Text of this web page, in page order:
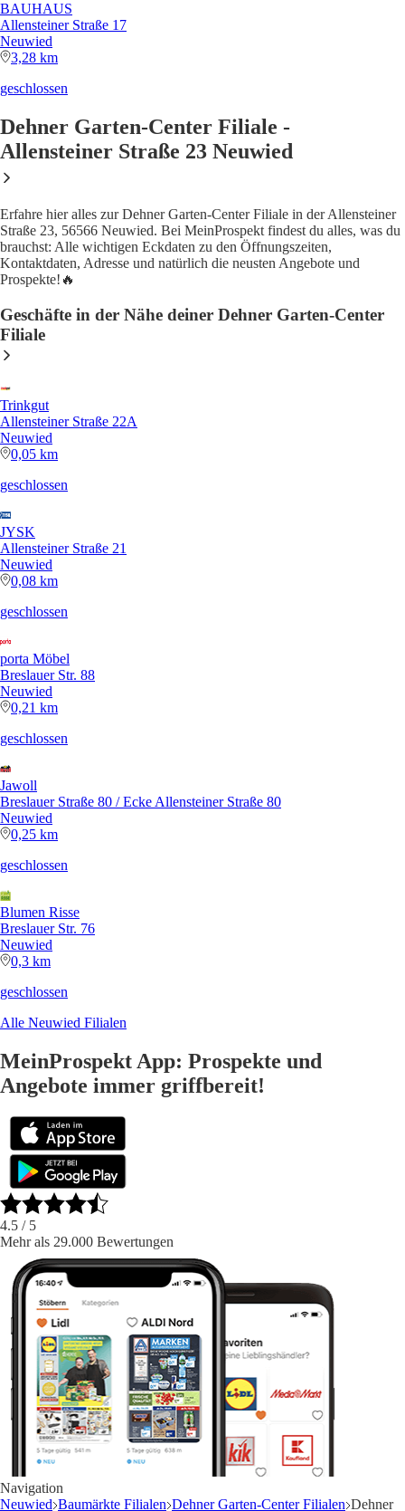
BAUHAUS
Allensteiner Straße 17
Neuwied
3,28 km
geschlossen
Dehner Garten-Center Filiale -
Allensteiner Straße 23 Neuwied
Erfahre hier alles zur Dehner Garten-Center Filiale in der Allensteiner
Straße 23, 56566 Neuwied. Bei MeinProspekt findest du alles, was du
brauchst: Alle wichtigen Eckdaten zu den Öffnungszeiten,
Kontaktdaten, Adresse und natürlich die neusten Angebote und
Prospekte!🔥
Geschäfte in der Nähe deiner Dehner Garten-Center
Filiale
Trinkgut
Allensteiner Straße 22A
Neuwied
0,05 km
geschlossen
JYSK
Allensteiner Straße 21
Neuwied
0,08 km
geschlossen
porta Möbel
Breslauer Str. 88
Neuwied
0,21 km
geschlossen
Jawoll
Breslauer Straße 80 / Ecke Allensteiner Straße 80
Neuwied
0,25 km
geschlossen
Blumen Risse
Breslauer Str. 76
Neuwied
0,3 km
geschlossen
Alle Neuwied Filialen
MeinProspekt App: Prospekte und
Angebote immer griffbereit!
4.5 / 5
Mehr als 29.000 Bewertungen
Navigation
Neuwied Baumärkte Filialen Dehner Garten-Center Filialen Dehner